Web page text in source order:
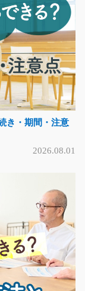
部品を持って
き・期間・注意
2026.08.01